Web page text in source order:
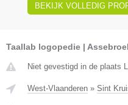
BEKIJK VOLLEDIG
Taallab logopedie |
Niet gevestigd in de plaats
West-Vlaanderen » Sint